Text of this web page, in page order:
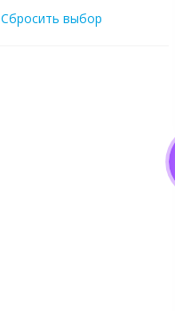
Сбросить выбор